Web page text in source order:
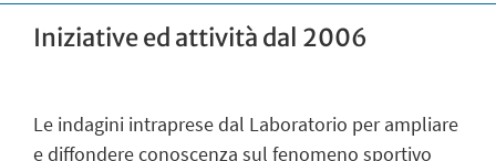
Iniziative ed attività dal 2006
Le indagini intraprese dal Laboratorio per ampliare
e diffondere conoscenza sul fenomeno sportivo